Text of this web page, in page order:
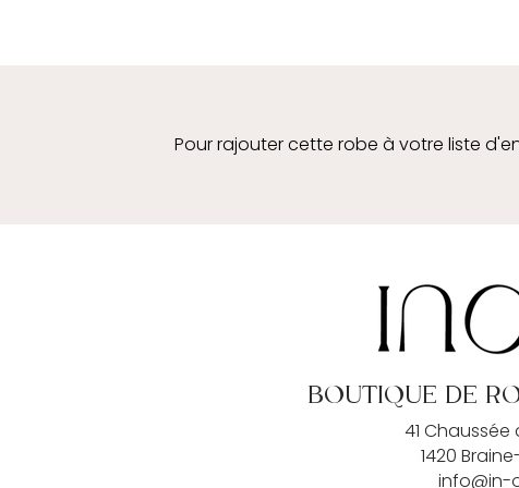
Pour rajouter cette robe à votre liste
BOUTIQUE DE
41 Chaussée
1420
info@in-